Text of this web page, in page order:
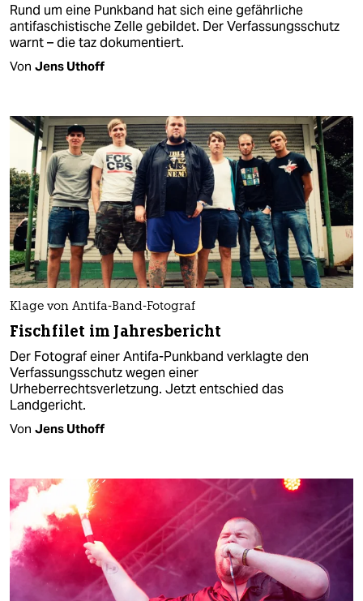
Rund um eine Punkband hat sich eine gefährliche
antifaschistische Zelle gebildet. Der Verfassungsschutz
warnt – die taz dokumentiert.
Von Jens Uthoff
Klage von Antifa-Band-Fotograf
Fischfilet im Jahresbericht
Der Fotograf einer Antifa-Punkband verklagte den
Verfassungsschutz wegen einer
Urheberrechtsverletzung. Jetzt entschied das
Landgericht.
Von Jens Uthoff